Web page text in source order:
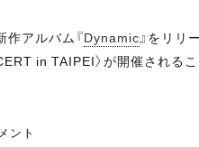
作アルバム『Dynamic』をリリ
in TAIPEI〉が開催される
ント